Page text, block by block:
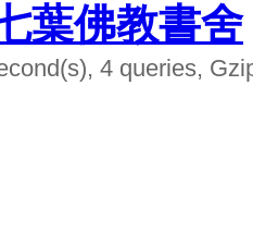
葉佛教書舍
4 queries,